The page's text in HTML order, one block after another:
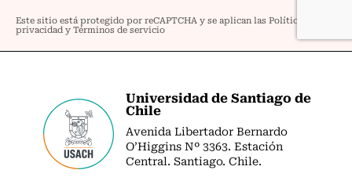
Universidad de Santiago de
Chile
Avenida Libertador Bernardo
O’Higgins Nº 3363. Estación
Central. Santiago. Chile.